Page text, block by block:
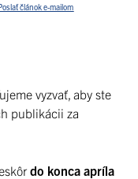
článok e-mailom
vyzvať, aby ste
publikácii za
do konca apríla